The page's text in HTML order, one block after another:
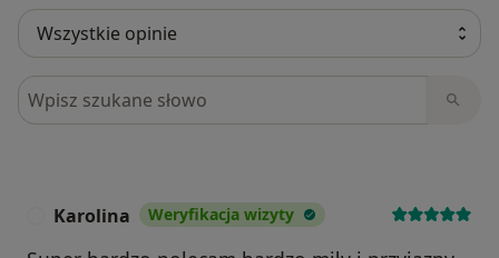
Szukaj w opiniach
Karolina Weryfikacja wizyty